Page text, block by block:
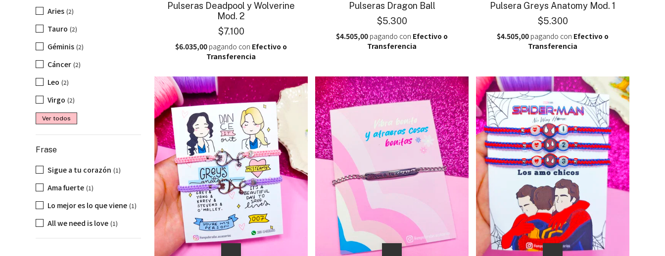
Aries (2)
Tauro (2)
Géminis (2)
Cáncer (2)
Leo (2)
Virgo (2)
Ver todos
Frase
Sigue a tu corazón (1)
Ama fuerte (1)
Lo mejor es lo que viene (1)
All we need is love (1)
Pulseras Deadpool y Wolverine
Mod. 2
$7.100
$6.035,00 pagando con Efectivo o
Transferencia
Pulseras Dragon Ball
$5.300
$4.505,00 pagando con Efectivo o
Transferencia
Pulsera Greys Anatomy Mod. 1
$5.300
$4.505,00 pagando con Efectivo o
Transferencia